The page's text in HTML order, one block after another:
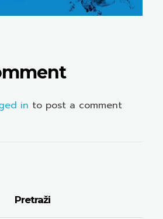
in to post a comment
Pretraži